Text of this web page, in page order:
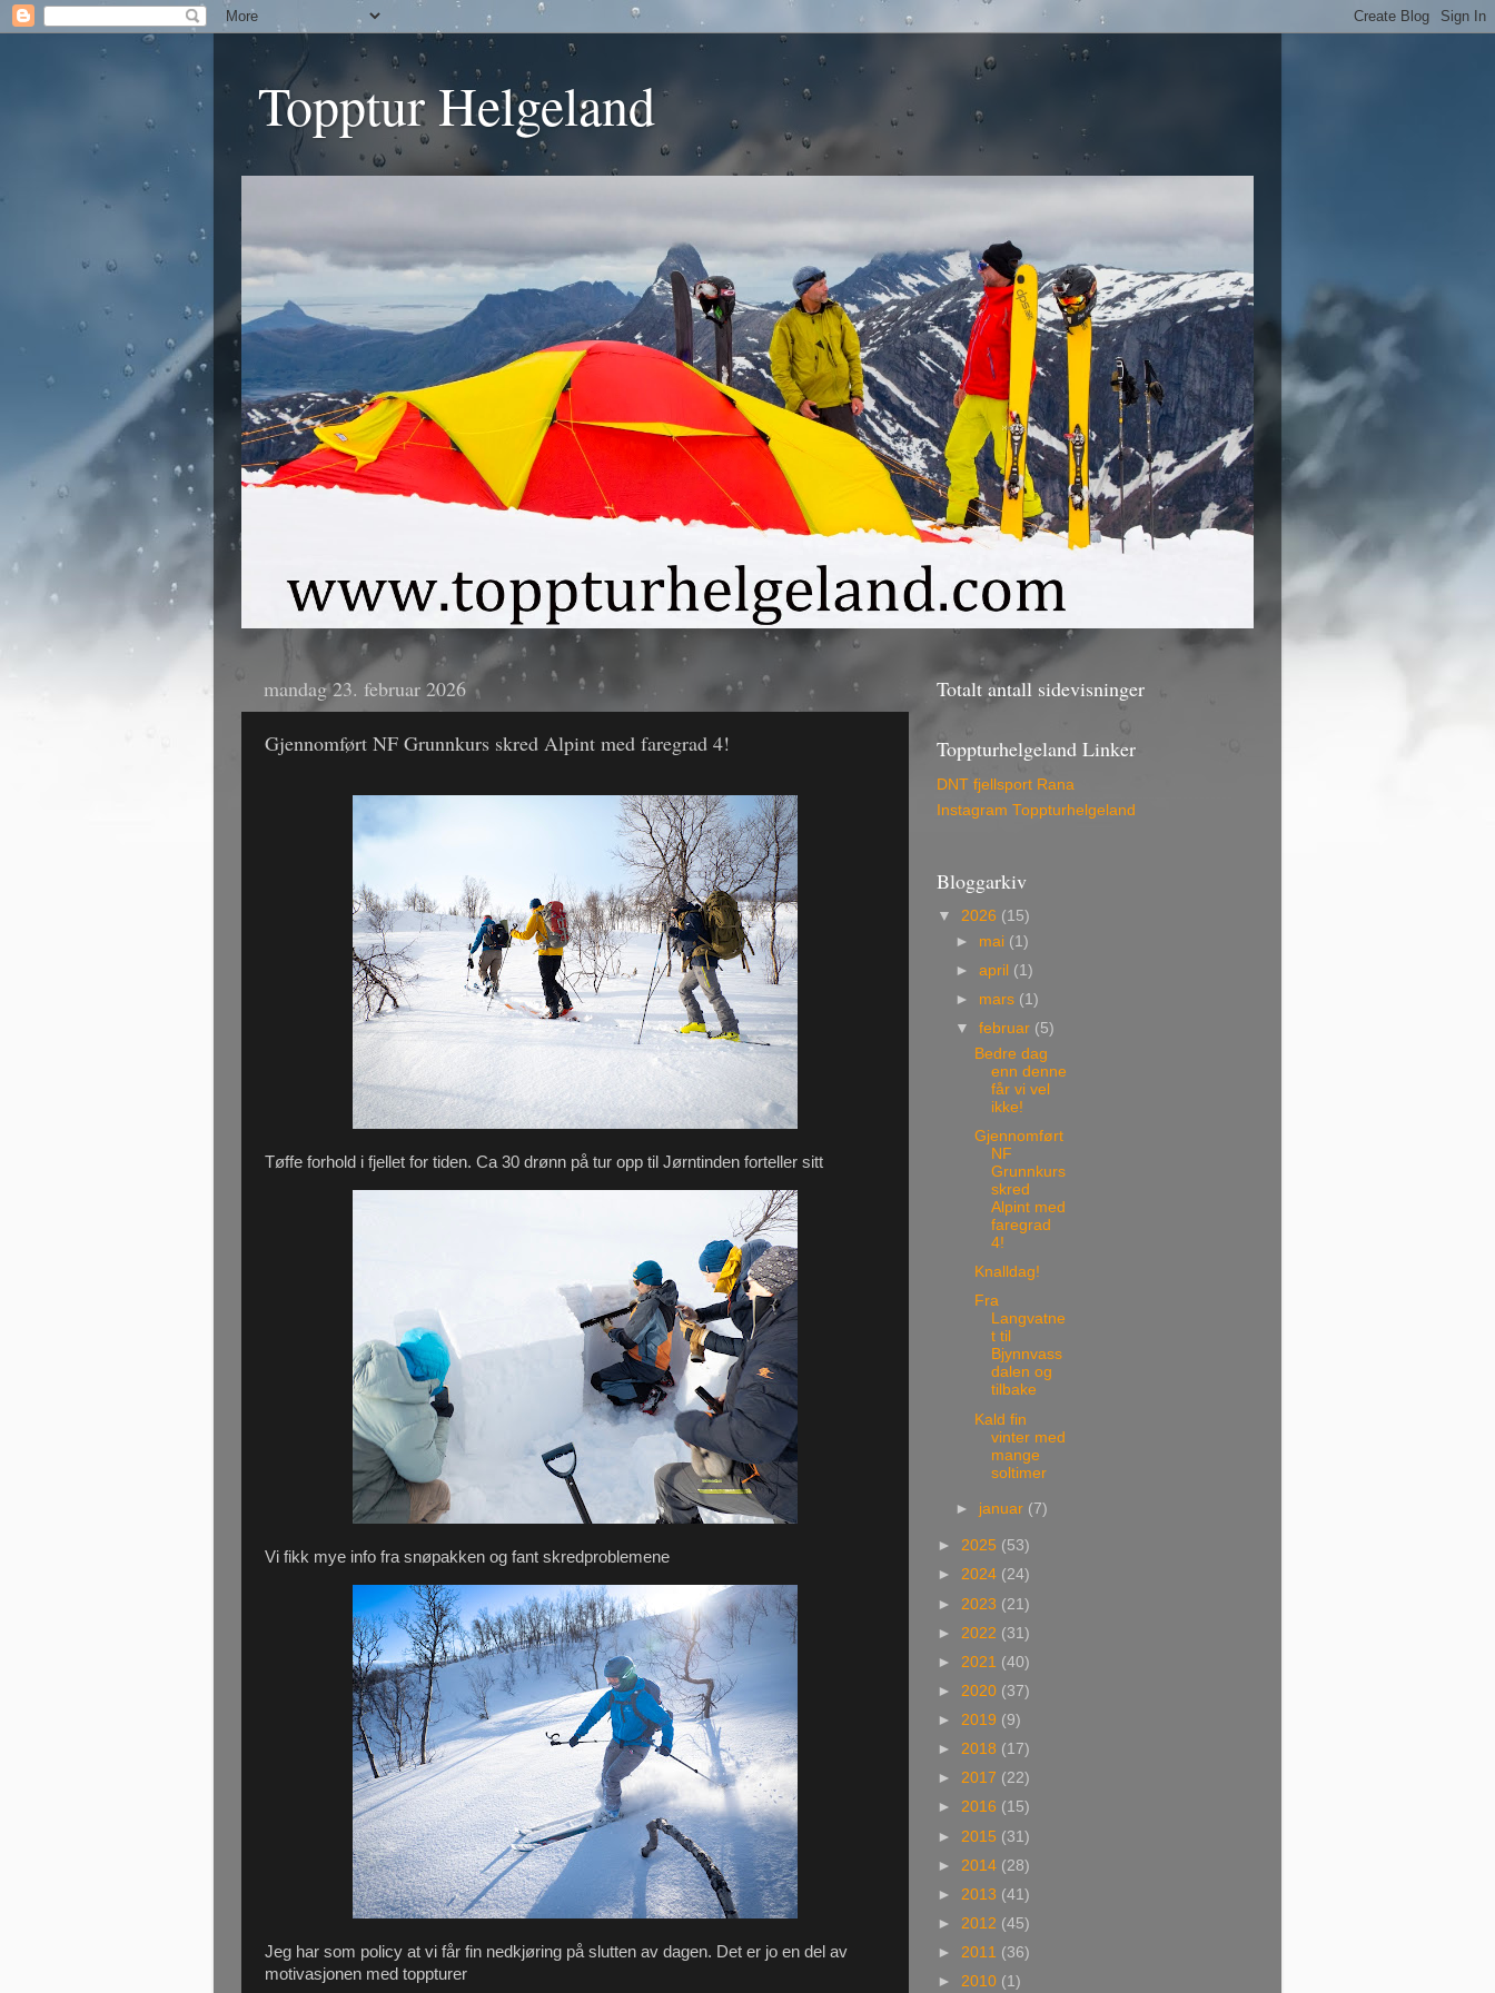
Topptur Helgeland
mandag 23. februar 2026
Gjennomført NF Grunnkurs skred Alpint med faregrad 4!
Tøffe forhold i fjellet for tiden. Ca 30 drønn på tur opp til Jørntinden forteller sitt
Vi fikk mye info fra snøpakken og fant skredproblemene
Jeg har som policy at vi får fin nedkjøring på slutten av dagen. Det er jo en del av
motivasjonen med toppturer
Totalt antall sidevisninger
Toppturhelgeland Linker
DNT fjellsport Rana
Instagram Toppturhelgeland
Bloggarkiv
▼ 2026 (15)
► mai (1)
►april (1)
► mars (1)
▼februar (5)
Bedre dag
enn denne
får vi vel
ikke!
Gjennomført
NF
Grunnkurs
skred
Alpint med
faregrad
4!
Knalldag!
Fra
Langvatne
t til
Bjynnvass
dalen og
tilbake
Kald fin
vinter med
mange
soltimer
► januar (7)
► 2025 (53)
► 2024 (24)
► 2023 (21)
► 2022 (31)
► 2021 (40)
► 2020 (37)
► 2019 (9)
► 2018 (17)
► 2017 (22)
► 2016 (15)
► 2015 (31)
► 2014 (28)
► 2013 (41)
► 2012 (45)
► 2011 (36)
► 2010 (1)